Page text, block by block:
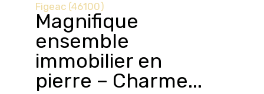
Figeac (46100)
Magnifique
ensemble
immobilier en
pierre – Charme...